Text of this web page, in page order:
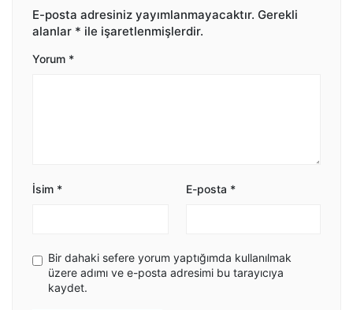
E-posta adresiniz yayımlanmayacaktır. Gerekli
alanlar * ile işaretlenmişlerdir.
Yorum *
İsim * E-posta *
Bir dahaki sefere yorum yaptığımda kullanılmak
üzere adımı ve e-posta adresimi bu tarayıcıya
kaydet.